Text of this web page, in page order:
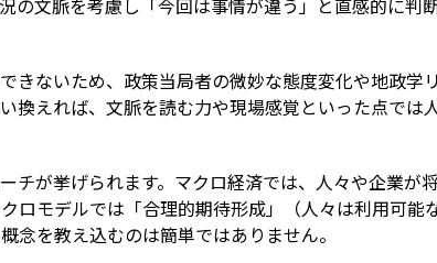
の文脈を考慮し「今回は事情が違う」と直感的に判
きないため、政策当局者の微妙な態度変化や地政学
換えれば、文脈を読む力や現場感覚といった点では
チが挙げられます。マクロ経済では、人々や企業が
ロモデルでは「合理的期待形成」（人々は利用可能
念を教え込むのは簡単ではありません。